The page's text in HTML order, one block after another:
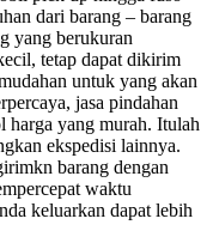
dari barang – barang
yang berukuran
tetap dapat dikirim
untuk yang akan
jasa pindahan
harga yang murah. Itulah
ekspedisi lainnya.
barang dengan
waktu
keluarkan dapat lebih